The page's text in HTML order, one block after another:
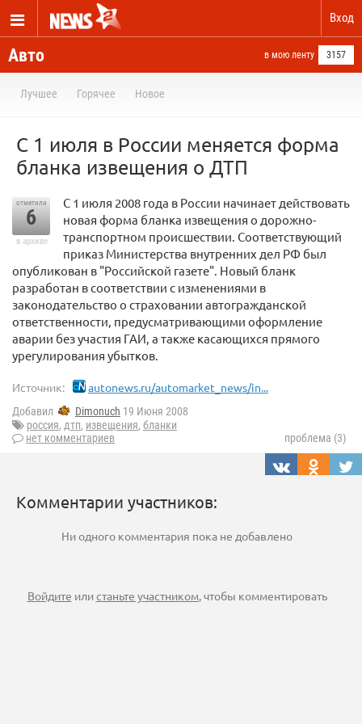
Вход
Авто в мою ленту 3157
Лучшее Горячее Новое
С 1 июля в России меняется форма
бланка извещения о ДТП
отметили
6
в архиве
С 1 июля 2008 года в России начинает действовать
новая форма бланка извещения о дорожно-
транспортном происшествии. Соответствующий
приказ Министерства внутренних дел РФ был
опубликован в "Российской газете". Новый бланк
разработан в соответствии с изменениями в
законодательство о страховании автогражданской
ответственности, предусматривающими оформление
аварии без участия ГАИ, а также касающихся прямого
урегулирования убытков.
Источник: autonews.ru/automarket_news/in...
Добавил Dimonuch 19 Июня 2008
россия, дтп, извещения, бланки
нет комментариев
проблема (3)
Комментарии участников:
Ни одного комментария пока не добавлено
Войдите илистаньте участником, чтобы комментировать